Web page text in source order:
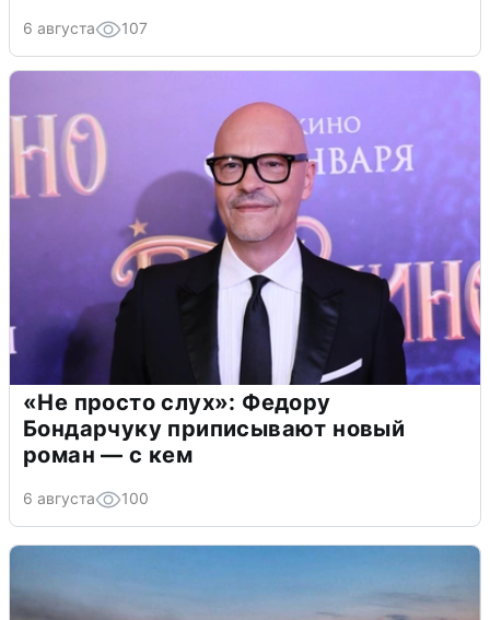
6 августа 107
«Не просто слух»: Федору
Бондарчуку приписывают новый
роман — с кем
6 августа 100